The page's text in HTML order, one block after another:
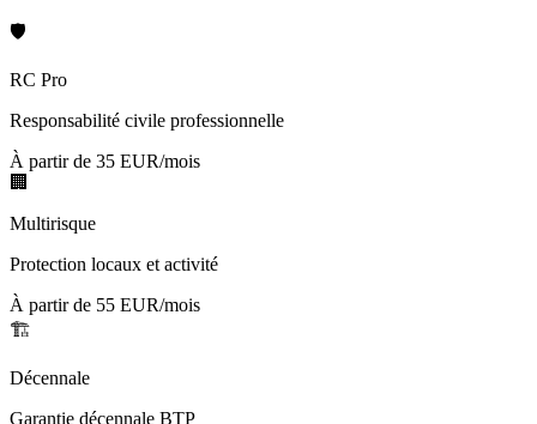
🛡️
RC Pro
Responsabilité civile professionnelle
À partir de 35 EUR/mois
🏢
Multirisque
Protection locaux et activité
À partir de 55 EUR/mois
🏗️
Décennale
Garantie décennale BTP